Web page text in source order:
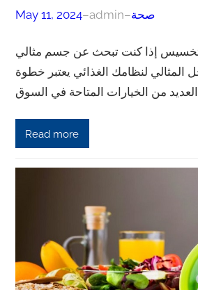
May 11, 2024–admin–صحة
إذا كنت تبحث عن جسم مثالي
المثالي لنظامك الغذائي يعتبر خطوة
Read more